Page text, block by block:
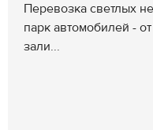
Перевозка светлых
парк автомобилей -
зали...